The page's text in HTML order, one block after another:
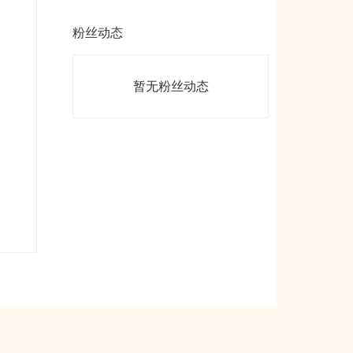
粉丝动态
暂无粉丝动态